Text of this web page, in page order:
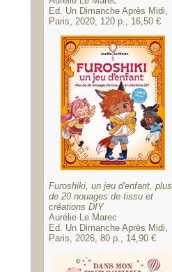
Ed. Un Dimanche Après Midi,
Paris, 2020, 120 p., 16,50 €
Furoshiki, un jeu d'enfant, plus
de 20 nouages de tissu et
créations DIY
Aurélie Le Marec
Ed. Un Dimanche Après Midi,
Paris, 2026, 80 p., 14,90 €